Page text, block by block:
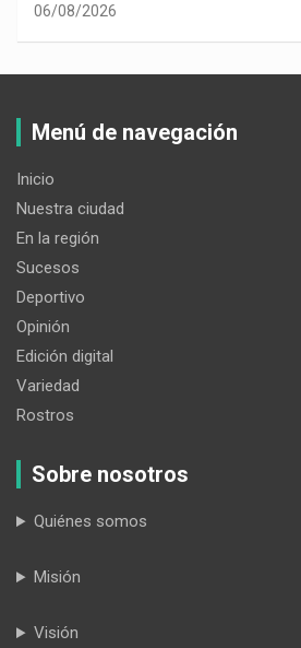
06/08/2026
Menú de navegación
Inicio
Nuestra ciudad
En la región
Sucesos
Deportivo
Opinión
Edición digital
Variedad
Rostros
Sobre nosotros
Quiénes somos
Misión
Visión